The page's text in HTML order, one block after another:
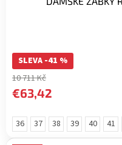
SLEVA -41 %
10 711 Kč
€63,42
36 37 38 39 40 41